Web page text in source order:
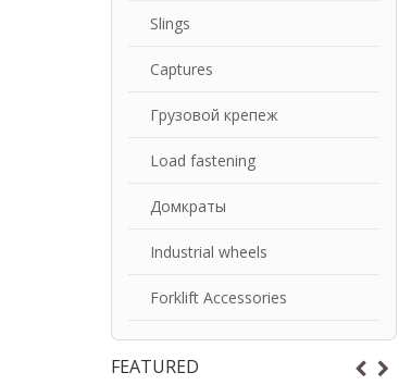
Slings
Captures
Грузовой крепеж
Load fastening
Домкраты
Industrial wheels
Forklift Accessories
FEATURED